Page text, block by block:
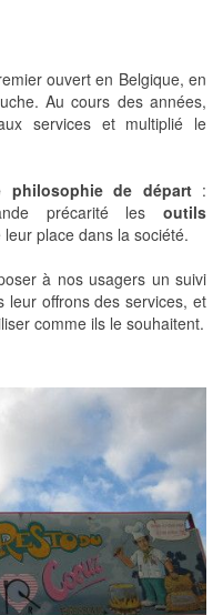
ouvert en Belgique, en
Au cours des années,
services et multiplié le
philosophie de départ :
précarité les outils
place dans la société.
à nos usagers un suivi
leur offrons des services, et
comme ils le souhaitent.